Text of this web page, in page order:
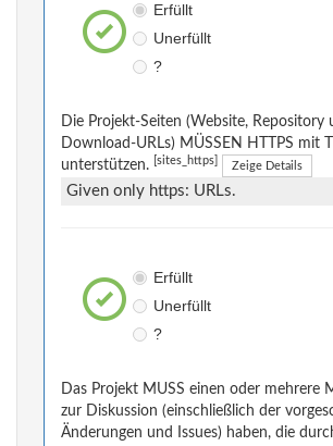
Erfüllt
Unerfüllt
?
Die Projekt-Seiten (Website, Repository
Download-URLs) MÜSSEN HTTPS mit
unterstützen.
[sites_https] Zeige Details
Given only https: URLs.
Erfüllt
Unerfüllt
?
Das Projekt MUSS einen oder mehrere
zur Diskussion (einschließlich der
Änderungen und Issues) haben, die